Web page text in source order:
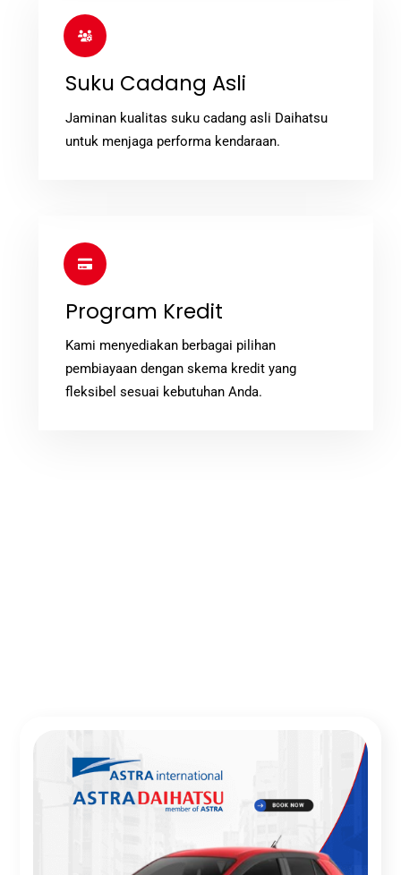
Icon
label
Suku Cadang Asli
Jaminan kualitas suku cadang asli Daihatsu
untuk menjaga performa kendaraan.
Icon
label
Program Kredit
Kami menyediakan berbagai pilihan
pembiayaan dengan skema kredit yang
fleksibel sesuai kebutuhan Anda.